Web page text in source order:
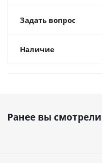
Задать вопрос
Наличие
Ранее вы смотрели